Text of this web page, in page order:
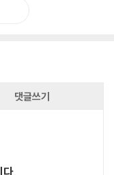
댓글쓰기
.